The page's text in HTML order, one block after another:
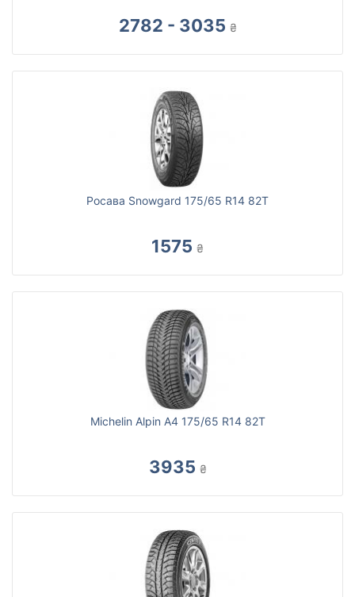
2782 - 3035 ₴
Росава Snowgard 175/65 R14 82T
1575 ₴
Michelin Alpin A4 175/65 R14 82T
3935 ₴